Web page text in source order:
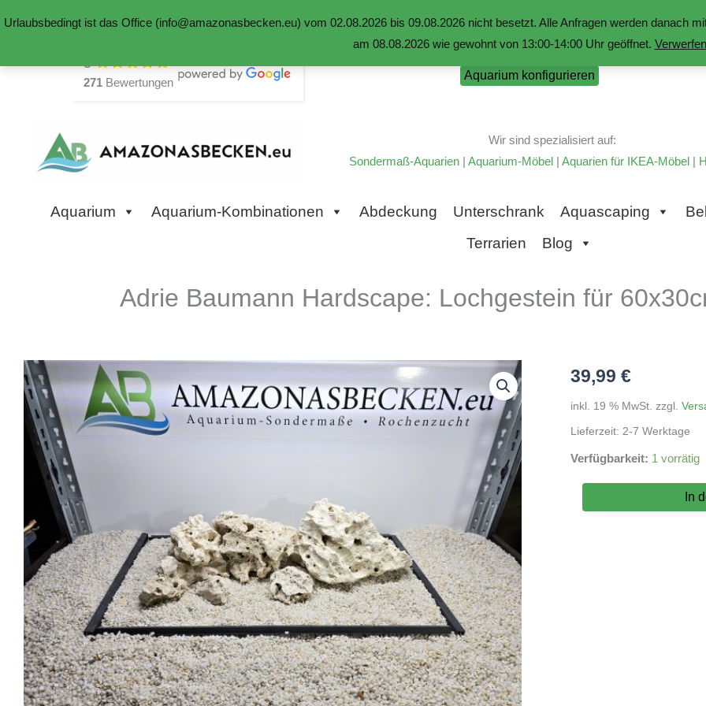
Urlaubsbedingt ist das Office (info@amazonasbecken.eu) vom 02.08.2026 bis 09.08.2026 nicht besetzt. Alle Anfragen werden danach
am 08.08.2026 wie gewohnt von 13:00-14:00 Uhr geöffnet. Verwerfen
5
271 Bewertungen
Aquarium konfigurieren
Wir sind spezialisiert auf:
Sondermaß-Aquarien | Aquarium-Möbel | Aquarien für IKEA-Möbel |
Aquarium Aquarium-Kombinationen Abdeckung Unterschrank Aquascaping
Terrarien
Blog
Adrie Baumann Hardscape: Lochgestein für
39,99€
inkl. 19 % MwSt. zzgl.
Lieferzeit:2-7 Werktage
Verfügbarkeit: 1 vorrätig
In